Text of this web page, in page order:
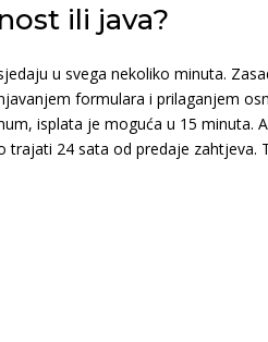
ili java?
u svega nekoliko minuta.
formulara i prilaganjem
isplata je moguća u 15
24 sata od predaje